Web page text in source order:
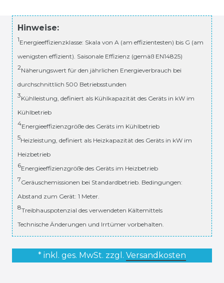
Hinweise:
1Energieeffizienzklasse: Skala von A (am effizientesten) bis G (am
wenigsten effizient). Saisonale Effizienz (gemäß EN14825)
2Näherungswert für den jährlichen Energieverbrauch bei
durchschnittlich 500 Betriebsstunden
3Kühlleistung, definiert als Kühlkapazität des Geräts in kW im
Kühlbetrieb
4Energieeffizienzgröße des Geräts im Kühlbetrieb
5Heizleistung, definiert als Heizkapazität des Geräts in kW im
Heizbetrieb
6Energieeffizienzgröße des Geräts im Heizbetrieb
7Geräuschemissionen bei Standardbetrieb. Bedingungen:
Abstand zum Gerät: 1 Meter.
8Treibhauspotenzial des verwendeten Kältemittels
Technische Änderungen und Irrtümer vorbehalten.
* inkl. ges. MwSt. zzgl. Versandkosten